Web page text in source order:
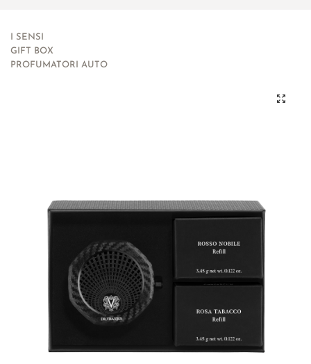
I SENSI
GIFT BOX
PROFUMATORI AUTO